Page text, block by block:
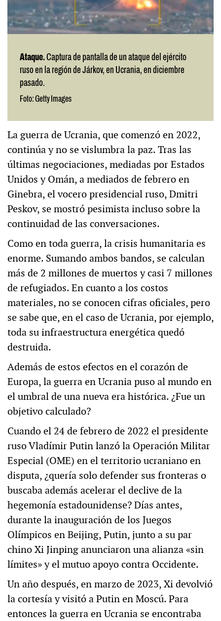
Ataque.Captura de pantalla de un ataque del ejército
ruso en la región de Járkov, en Ucrania, en diciembre
pasado.
Foto: Getty Images
La guerra de Ucrania, que comenzó en 2022,
continúa y no se vislumbra la paz. Tras las
últimas negociaciones, mediadas por Estados
Unidos y Omán, a mediados de febrero en
Ginebra, el vocero presidencial ruso, Dmitri
Peskov, se mostró pesimista incluso sobre la
continuidad de las conversaciones.
Como en toda guerra, la crisis humanitaria es
enorme. Sumando ambos bandos, se calculan
más de 2 millones de muertos y casi 7 millones
de refugiados. En cuanto a los costos
materiales, no se conocen cifras oficiales, pero
se sabe que, en el caso de Ucrania, por ejemplo,
toda su infraestructura energética quedó
destruida.
Además de estos efectos en el corazón de
Europa, la guerra en Ucrania puso al mundo en
el umbral de una nueva era histórica. ¿Fue un
objetivo calculado?
Cuando el 24 de febrero de 2022 el presidente
ruso Vladímir Putin lanzó la Operación Militar
Especial (OME) en el territorio ucraniano en
disputa, ¿quería solo defender sus fronteras o
buscaba además acelerar el declive de la
hegemonía estadounidense? Días antes,
durante la inauguración de los Juegos
Olímpicos en Beijing, Putin, junto a su par
chino Xi Jinping anunciaron una alianza «sin
límites» y el mutuo apoyo contra Occidente.
Un año después, en marzo de 2023, Xi devolvió
la cortesía y visitó a Putin en Moscú. Para
entonces la guerra en Ucrania se encontraba